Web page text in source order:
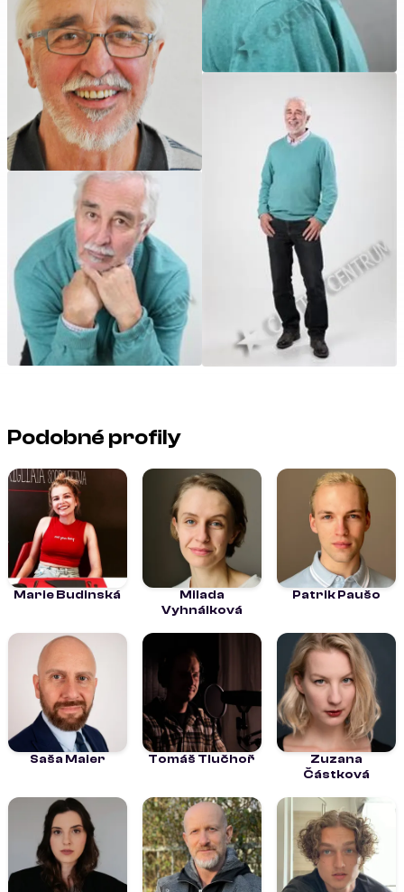
Podobné profily
Marie Budinská
Milada
Vyhnálková
Patrik Paušo
Saša Maier Tomáš Tlučhoř
Zuzana
Částková